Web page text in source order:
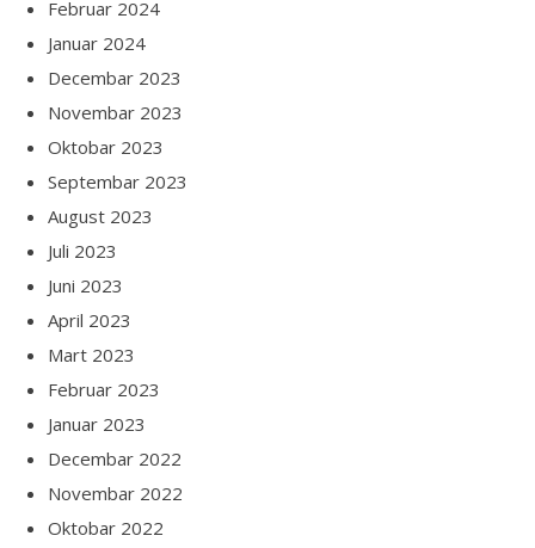
Februar 2024
Januar 2024
Decembar 2023
Novembar 2023
Oktobar 2023
Septembar 2023
August 2023
Juli 2023
Juni 2023
April 2023
Mart 2023
Februar 2023
Januar 2023
Decembar 2022
Novembar 2022
Oktobar 2022